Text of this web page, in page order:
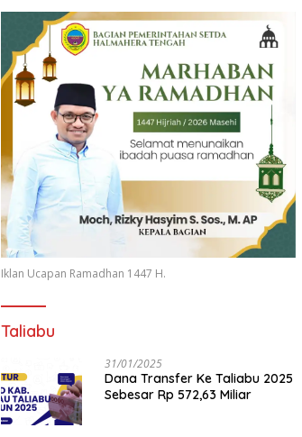
Iklan Ucapan Ramadhan 1447 H.
Taliabu
31/01/2025
Dana Transfer Ke Taliabu 2025
Sebesar Rp 572,63 Miliar